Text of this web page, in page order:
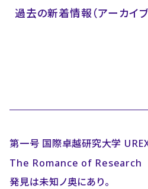
過去の新着情報（アーカイブ
第一号 国際卓越研究大学
The Romance of Research
発見は未知ノ奥にあり。